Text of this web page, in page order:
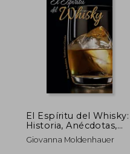
5%
dcto.
El Espíritu del Whisky:
Historia, Anécdotas,
Tendecias y Cócteles
Giovanna Moldenhauer